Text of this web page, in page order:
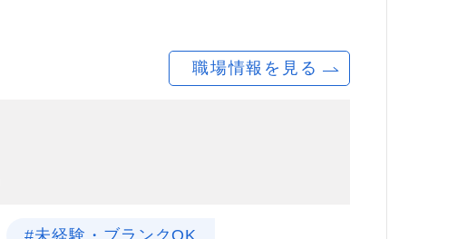
職場情報を見る
#未経験・ブランクOK